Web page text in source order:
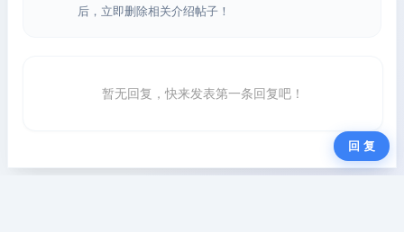
后，立即删除相关介绍帖子！
暂无回复，快来发表第一条回复吧！
回 复